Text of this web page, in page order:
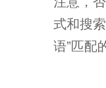
式和搜
语”匹配